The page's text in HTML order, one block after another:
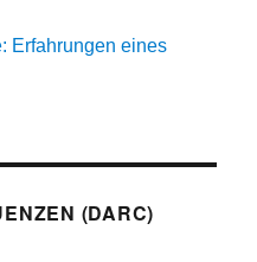
Erfahrungen eines
(DARC)